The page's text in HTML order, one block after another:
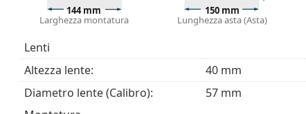
Esplora l'intera gamma di
occhiali da vista e scopri la
stili, oppure consulta la nostraguida agli occhiali da
È un dispositivo medico. Leggere attentamente le
144 mm
Larghezza montatura
150 mm
Lunghezza asta (Asta)
Lenti
Altezza lente:
40 mm
Diametro lente (Calibro):
57 mm